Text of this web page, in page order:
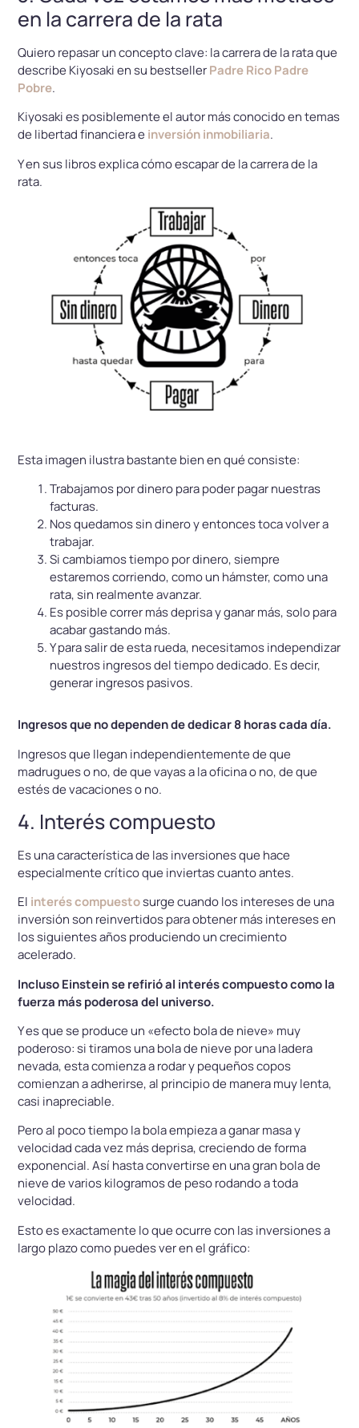
en la carrera de la rata
Quiero repasar un concepto clave: la carrera de la rata que
describe Kiyosaki en su bestsellerPadre Rico Padre
Pobre.
Kiyosaki es posiblemente el autor más conocido en temas
de libertad financiera einversión inmobiliaria.
Y en sus libros explica cómo escapar de la carrera de la
rata.
Esta imagen ilustra bastante bien en qué consiste:
Trabajamos por dinero para poder pagar nuestras
facturas.
Nos quedamos sin dinero y entonces toca volver a
trabajar.
Si cambiamos tiempo por dinero, siempre
estaremos corriendo, como un hámster, como una
rata, sin realmente avanzar.
Es posible correr más deprisa y ganar más, solo para
acabar gastando más.
Y para salir de esta rueda, necesitamos independizar
nuestros ingresos del tiempo dedicado. Es decir,
generar ingresos pasivos.
Ingresos que no dependen de dedicar 8 horas cada día.
Ingresos que llegan independientemente de que
madrugues o no, de que vayas a la oficina o no, de que
estés de vacaciones o no.
4. Interés compuesto
Es una característica de las inversiones que hace
especialmente crítico que inviertas cuanto antes.
El interés compuestosurge cuando los intereses de una
inversión son reinvertidos para obtener más intereses en
los siguientes años produciendo un crecimiento
acelerado.
Incluso Einstein se refirió al interés compuesto como la
fuerza más poderosa del universo.
Y es que se produce un «efecto bola de nieve» muy
poderoso: si tiramos una bola de nieve por una ladera
nevada, esta comienza a rodar y pequeños copos
comienzan a adherirse, al principio de manera muy lenta,
casi inapreciable.
Pero al poco tiempo la bola empieza a ganar masa y
velocidad cada vez más deprisa, creciendo de forma
exponencial. Así hasta convertirse en una gran bola de
nieve de varios kilogramos de peso rodando a toda
velocidad.
Esto es exactamente lo que ocurre con las inversiones a
largo plazo como puedes ver en el gráfico: